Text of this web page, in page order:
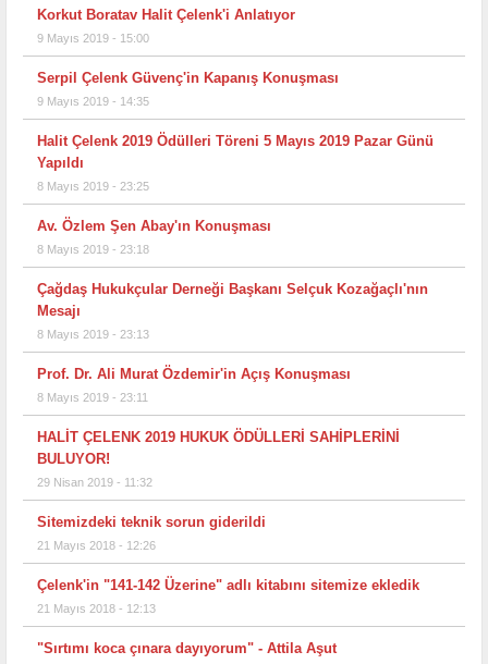
Korkut Boratav Halit Çelenk'i Anlatıyor
9 Mayıs 2019 - 15:00
Serpil Çelenk Güvenç'in Kapanış Konuşması
9 Mayıs 2019 - 14:35
Halit Çelenk 2019 Ödülleri Töreni 5 Mayıs 2019 Pazar Günü
Yapıldı
8 Mayıs 2019 - 23:25
Av. Özlem Şen Abay'ın Konuşması
8 Mayıs 2019 - 23:18
Çağdaş Hukukçular Derneği Başkanı Selçuk Kozağaçlı'nın
Mesajı
8 Mayıs 2019 - 23:13
Prof. Dr. Ali Murat Özdemir'in Açış Konuşması
8 Mayıs 2019 - 23:11
HALİT ÇELENK 2019 HUKUK ÖDÜLLERİ SAHİPLERİNİ
BULUYOR!
29 Nisan 2019 - 11:32
Sitemizdeki teknik sorun giderildi
21 Mayıs 2018 - 12:26
Çelenk'in "141-142 Üzerine" adlı kitabını sitemize ekledik
21 Mayıs 2018 - 12:13
"Sırtımı koca çınara dayıyorum" - Attila Aşut